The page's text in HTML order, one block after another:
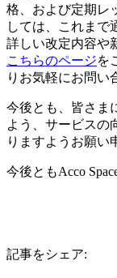
格、および定期レ
しては、これまで
詳しい改定内容や
こちらのページを
りお気軽にお問い
今後とも、皆さま
よう、サービスの
りますようお願い
今後ともAcco
記事をシェア: